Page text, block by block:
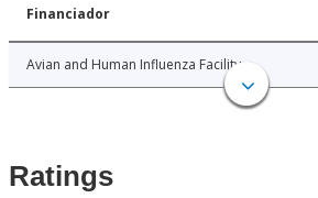
Financiador
Avian and Human Influenza Facility
Ratings